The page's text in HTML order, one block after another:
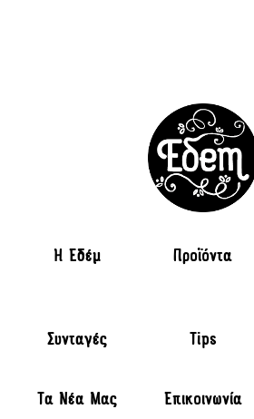
H Εδέμ Προϊόντα
Συνταγές Tips
Τα Νέα Μας Επικοινωνία